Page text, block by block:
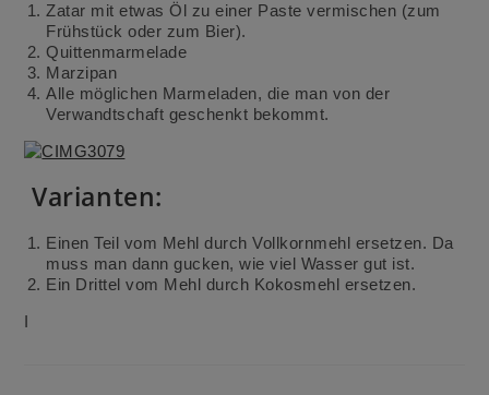
Zatar mit etwas Öl zu einer Paste vermischen (zum
Frühstück oder zum Bier).
Quittenmarmelade
Marzipan
Alle möglichen Marmeladen, die man von der
Verwandtschaft geschenkt bekommt.
Varianten:
Einen Teil vom Mehl durch Vollkornmehl ersetzen. Da
muss man dann gucken, wie viel Wasser gut ist.
Ein Drittel vom Mehl durch Kokosmehl ersetzen.
I